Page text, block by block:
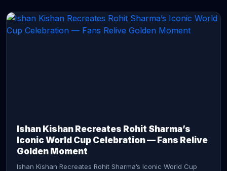
Ishan Kishan Recreates Rohit Sharma’s
Iconic World Cup Celebration — Fans Relive
Golden Moment
Ishan Kishan Recreates Rohit Sharma’s Iconic World Cup